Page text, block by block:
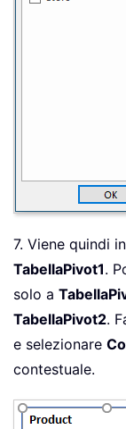
7. Viene quindi
TabellaPivot1.
solo a
TabellaPivot2.
e selezionare
contestuale.